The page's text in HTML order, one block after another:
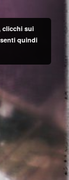
clicchi sui
quindi